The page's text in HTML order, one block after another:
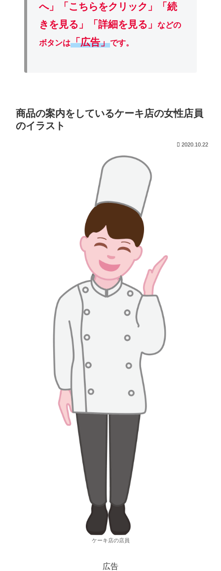
へ」「こちらをクリック」「続
きを見る」「詳細を見る」などの
ボタンは「広告」です。
商品の案内をしているケーキ店の女性店員
のイラスト
2020.10.22
ケーキ店の店員
広告